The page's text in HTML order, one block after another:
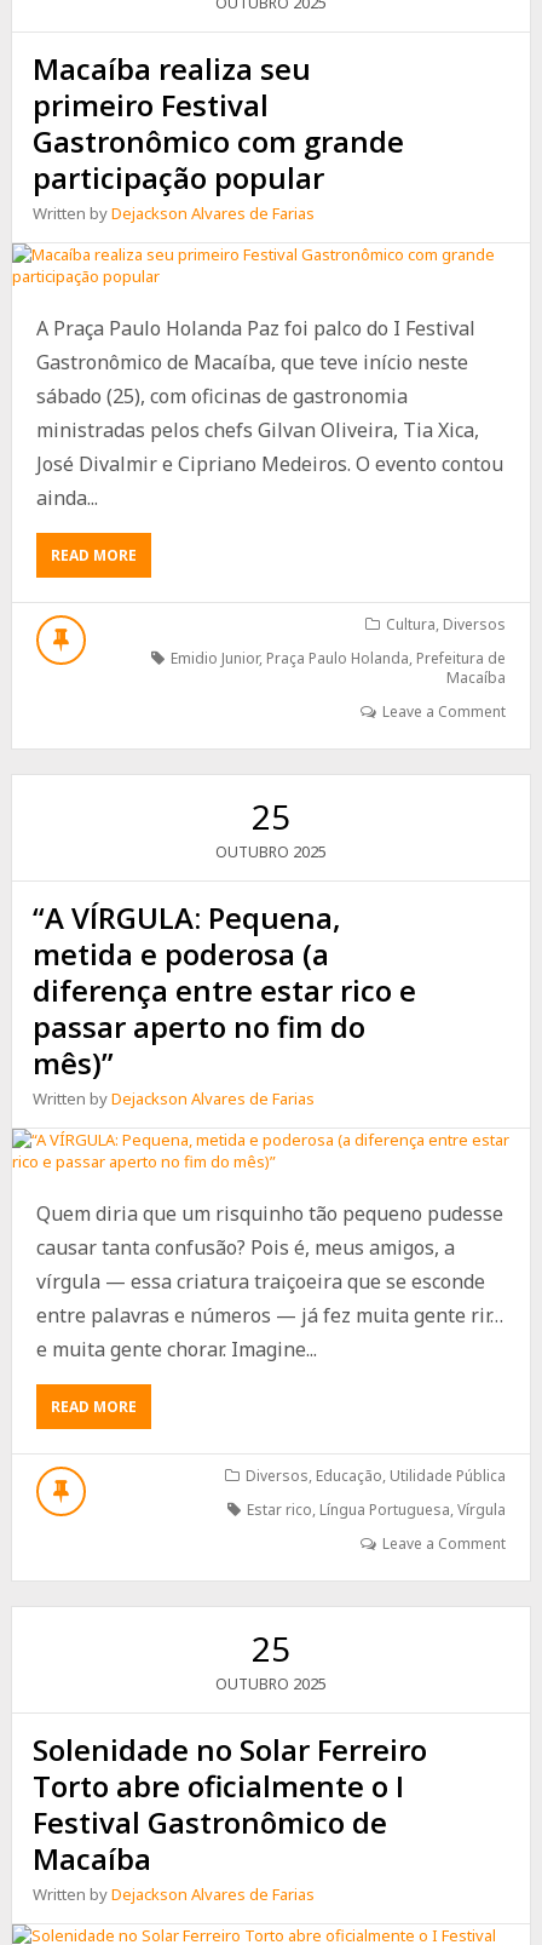
Macaíba realiza seu
primeiro Festival
Gastronômico com grande
participação popular
Written byDejackson Alvares de Farias
A Praça Paulo Holanda Paz foi palco do I Festival
Gastronômico de Macaíba, que teve início neste
sábado (25), com oficinas de gastronomia
ministradas pelos chefs Gilvan Oliveira, Tia Xica,
José Divalmir e Cipriano Medeiros. O evento contou
ainda...
READ MOREABOUT
MACAÍBA
REALIZA
PRIMEIRO
FESTIVAL
Cultura, Diversos
Emidio Junior, Praça Paulo Holanda, Prefeitura de
Macaíba
Leave a Comment
25
OUTUBRO 2025
“A VÍRGULA: Pequena,
metida e poderosa (a
diferença entre estar rico e
passar aperto no fim do
mês)”
Written byDejackson Alvares de Farias
Quem diria que um risquinho tão pequeno pudesse
causar tanta confusão? Pois é, meus amigos, a
vírgula — essa criatura traiçoeira que se esconde
entre palavras e números — já fez muita gente rir…
e muita gente chorar. Imagine...
READ MOREABOUT
“A
VÍRGULA:
ENTRE
NO
FIM
DO
MÊS)”
Diversos, Educação, Utilidade Pública
Estar rico, Língua Portuguesa,Vírgula
Leave a Comment
25
OUTUBRO 2025
Solenidade no Solar Ferreiro
Torto abre oficialmente o I
Festival Gastronômico de
Macaíba
Written byDejackson Alvares de Farias